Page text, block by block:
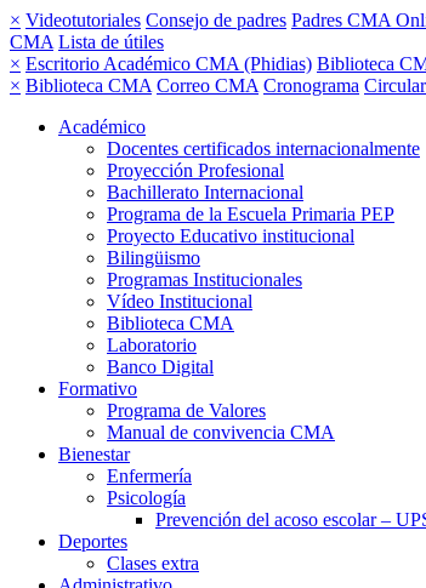
× Videotutoriales Consejo de padres Padres CMA
CMA Lista de útiles
× Escritorio Académico CMA (Phidias) Biblioteca
× Biblioteca CMA Correo CMA Cronograma
Académico
Docentes certificados internacionalmente
Proyección Profesional
Bachillerato Internacional
Programa de la Escuela Primaria PEP
Proyecto Educativo institucional
Bilingüismo
Programas Institucionales
Vídeo Institucional
Biblioteca CMA
Laboratorio
Banco Digital
Formativo
Programa de Valores
Manual de convivencia CMA
Bienestar
Enfermería
Psicología
Prevención del acoso escolar –
Deportes
Clases extra